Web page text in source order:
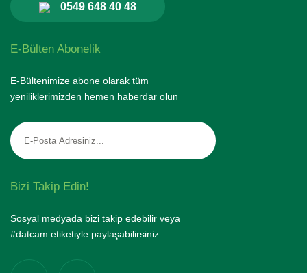
0549 648 40 48
E-Bülten Abonelik
E-Bültenimize abone olarak tüm
yeniliklerimizden hemen haberdar olun
Bizi Takip Edin!
Sosyal medyada bizi takip edebilir veya
#datcam etiketiyle paylaşabilirsiniz.